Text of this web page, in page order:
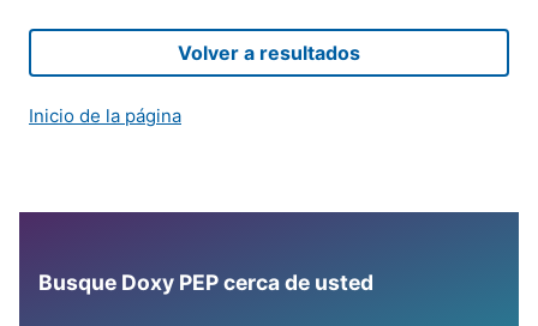
Volver a resultados
Inicio de la página
Busque Doxy PEP cerca de usted